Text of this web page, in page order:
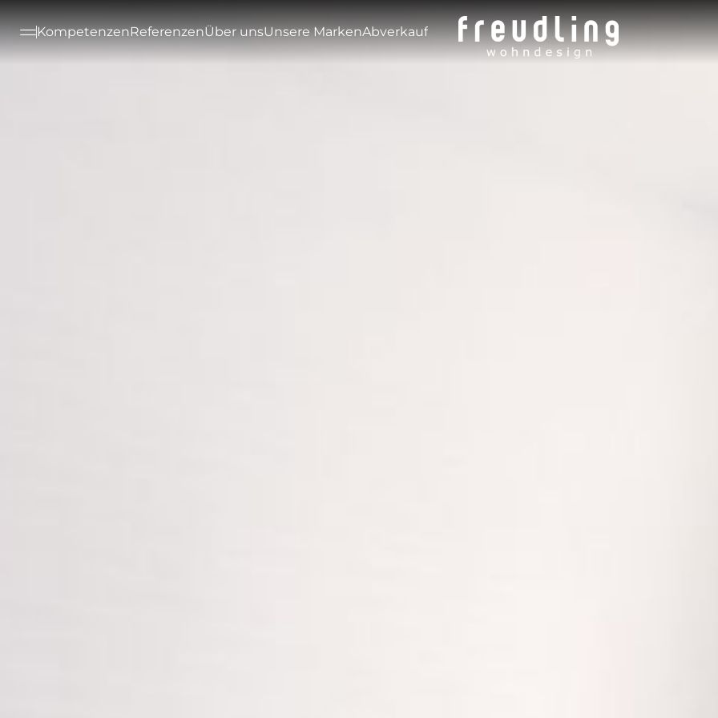
KompetenzenReferenzenÜber unsUnsere MarkenAbverkauf